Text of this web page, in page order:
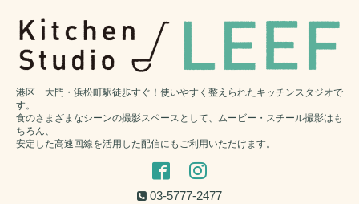
港区 大門・浜松町駅徒歩すぐ！使いやすく整えられたキッチンスタジオで
す。
食のさまざまなシーンの撮影スペースとして、ムービー・スチール撮影はも
ちろん、
安定した高速回線を活用した配信にもご利用いただけます。
03-5777-2477